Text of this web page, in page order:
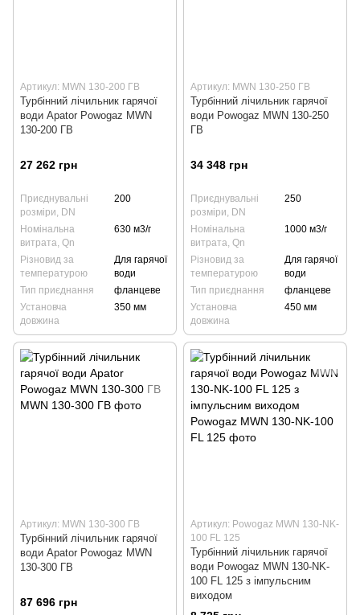
Артикул: MWN 130-200 ГВ
Турбінний лічильник гарячої
води Apator Powogaz MWN
130-200 ГВ
27 262 грн
Приєднувальні
розміри, DN
200
Номінальна
витрата, Qn
630 м3/г
Різновид за
температурою
Для гарячої
води
Тип приєднання
фланцеве
Установча
довжина
350 мм
Артикул: MWN 130-250 ГВ
Турбінний лічильник гарячої
води Powogaz MWN 130-250
ГВ
34 348 грн
Приєднувальні
розміри, DN
250
Номінальна
витрата, Qn
1000 м3/г
Різновид за
температурою
Для гарячої
води
Тип приєднання
фланцеве
Установча
довжина
450 мм
Артикул: MWN 130-300 ГВ
Турбінний лічильник гарячої
води Apator Powogaz MWN
130-300 ГВ
87 696 грн
Артикул: Powogaz MWN 130-NK-
100 FL 125
Турбінний лічильник гарячої
води Powogaz MWN 130-NK-
100 FL 125 з імпульсним
виходом